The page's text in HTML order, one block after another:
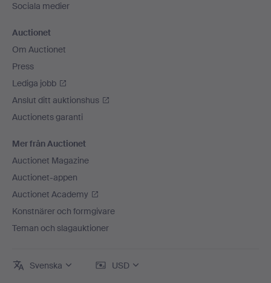
Sociala medier
Auctionet
Om Auctionet
Press
Lediga jobb
Anslut ditt auktionshus
Auctionets garanti
Mer från Auctionet
Auctionet Magazine
Auctionet-appen
Auctionet Academy
Konstnärer och formgivare
Teman och slagauktioner
Svenska USD